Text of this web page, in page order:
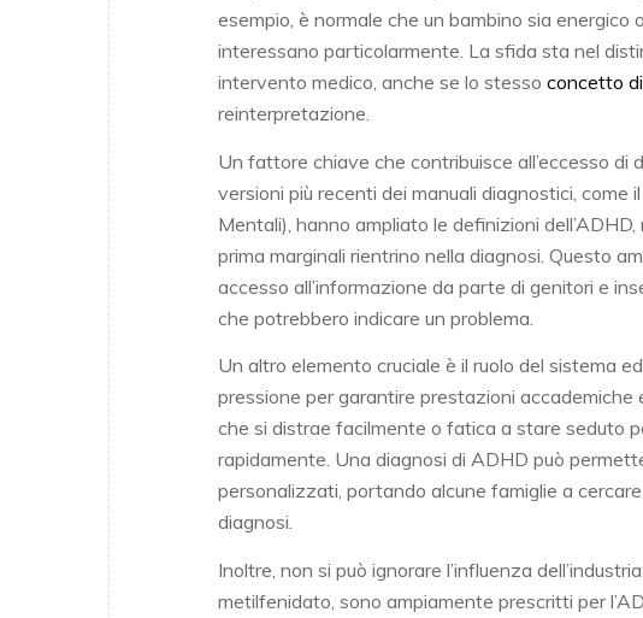
esempio, è normale che un bambino sia
interessano particolarmente. La sfida sta nel
intervento medico, anche se lo stesso concetto
reinterpretazione.
Un fattore chiave che contribuisce all’eccesso di
versioni più recenti dei manuali diagnostici,
Mentali), hanno ampliato le definizioni
prima marginali rientrino nella diagnosi. Questo
accesso all’informazione da parte di genitori e
che potrebbero indicare un problema.
Un altro elemento cruciale è il ruolo del sistema
pressione per garantire prestazioni
che si distrae facilmente o fatica a stare seduto
rapidamente. Una diagnosi di ADHD può
personalizzati, portando alcune famiglie a
diagnosi.
Inoltre, non si può ignorare l’influenza
metilfenidato, sono ampiamente prescritti per